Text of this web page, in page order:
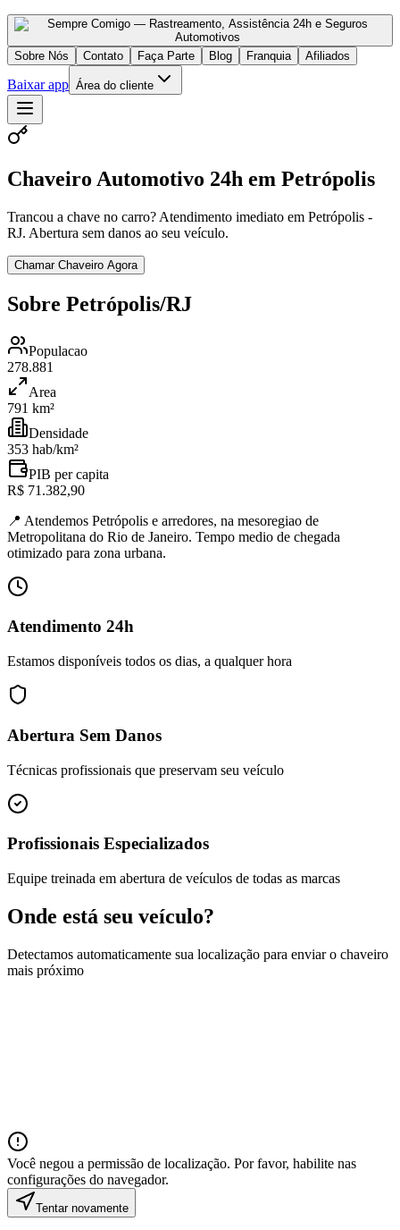
Sobre Nós Contato Faça Parte Blog Franquia Afiliados
Baixar app Área do cliente
Chaveiro Automotivo 24h em Petrópolis
Trancou a chave no carro? Atendimento imediato em Petrópolis -
RJ. Abertura sem danos ao seu veículo.
Chamar Chaveiro Agora
Sobre Petrópolis/RJ
Populacao
278.881
Area
791 km²
Densidade
353 hab/km²
PIB per capita
R$ 71.382,90
📍 Atendemos Petrópolis e arredores, na mesoregiao de
Metropolitana do Rio de Janeiro. Tempo medio de chegada
otimizado para zona urbana.
Atendimento 24h
Estamos disponíveis todos os dias, a qualquer hora
Abertura Sem Danos
Técnicas profissionais que preservam seu veículo
Profissionais Especializados
Equipe treinada em abertura de veículos de todas as marcas
Onde está seu veículo?
Detectamos automaticamente sua localização para enviar o chaveiro
mais próximo
Você negou a permissão de localização. Por favor, habilite nas
configurações do navegador.
Tentar novamente